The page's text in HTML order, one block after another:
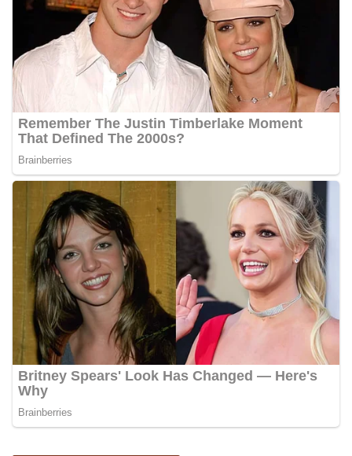
Bhabinkamtibmas di tengah-tengah warga
diharapkan dapat semakin mempererat
hubungan kemitraan antara Polri dan
masyarakat, sekaligus membangun kesadaran
kolektif warga akan pentingnya menjaga
keamanan, ketertiban, dan kekompakan
lingkungan, khususnya dalam menyambut
momentum bersejarah HUT Kemerdekaan
Republik Indonesia.‎Kegiatan sambang ini
oleh Bhabinkamtibmas di wilayah Kelurahan
Sunggal sebagai bagian dari upaya menciptakan
situasi Kamtibmas yang aman dan kondusif,
sekaligus menumbuhkan semangat nasionalisme
warga dalam menyambut Hari Kemerdekaan RI.
Percepat Penanganan Infrastruktur Kota Medan,
Dinas SDABMBK Perkuat Sinergi dengan
Kecamatan
Ketua DPRD Medan Terima Silaturahmi Kapolres
Belawan, Bahas Narkoba, Kriminalitas hingga
Potensi Ekonomi
Bhabinkamtibmas Polsek Medan Sunggal
Sambangi Warga Kelurahan Sunggal, Ingatkan
Pemasangan Bendera Merah Putih Jelang HUT
Kemerdekaan RI‎‎Medan, 5 Agustus 2026 — Dalam
Kemerdekaan Republik Indonesia yang ke-81,
Bhabinkamtibmas Kelurahan Sunggal, Aiptu